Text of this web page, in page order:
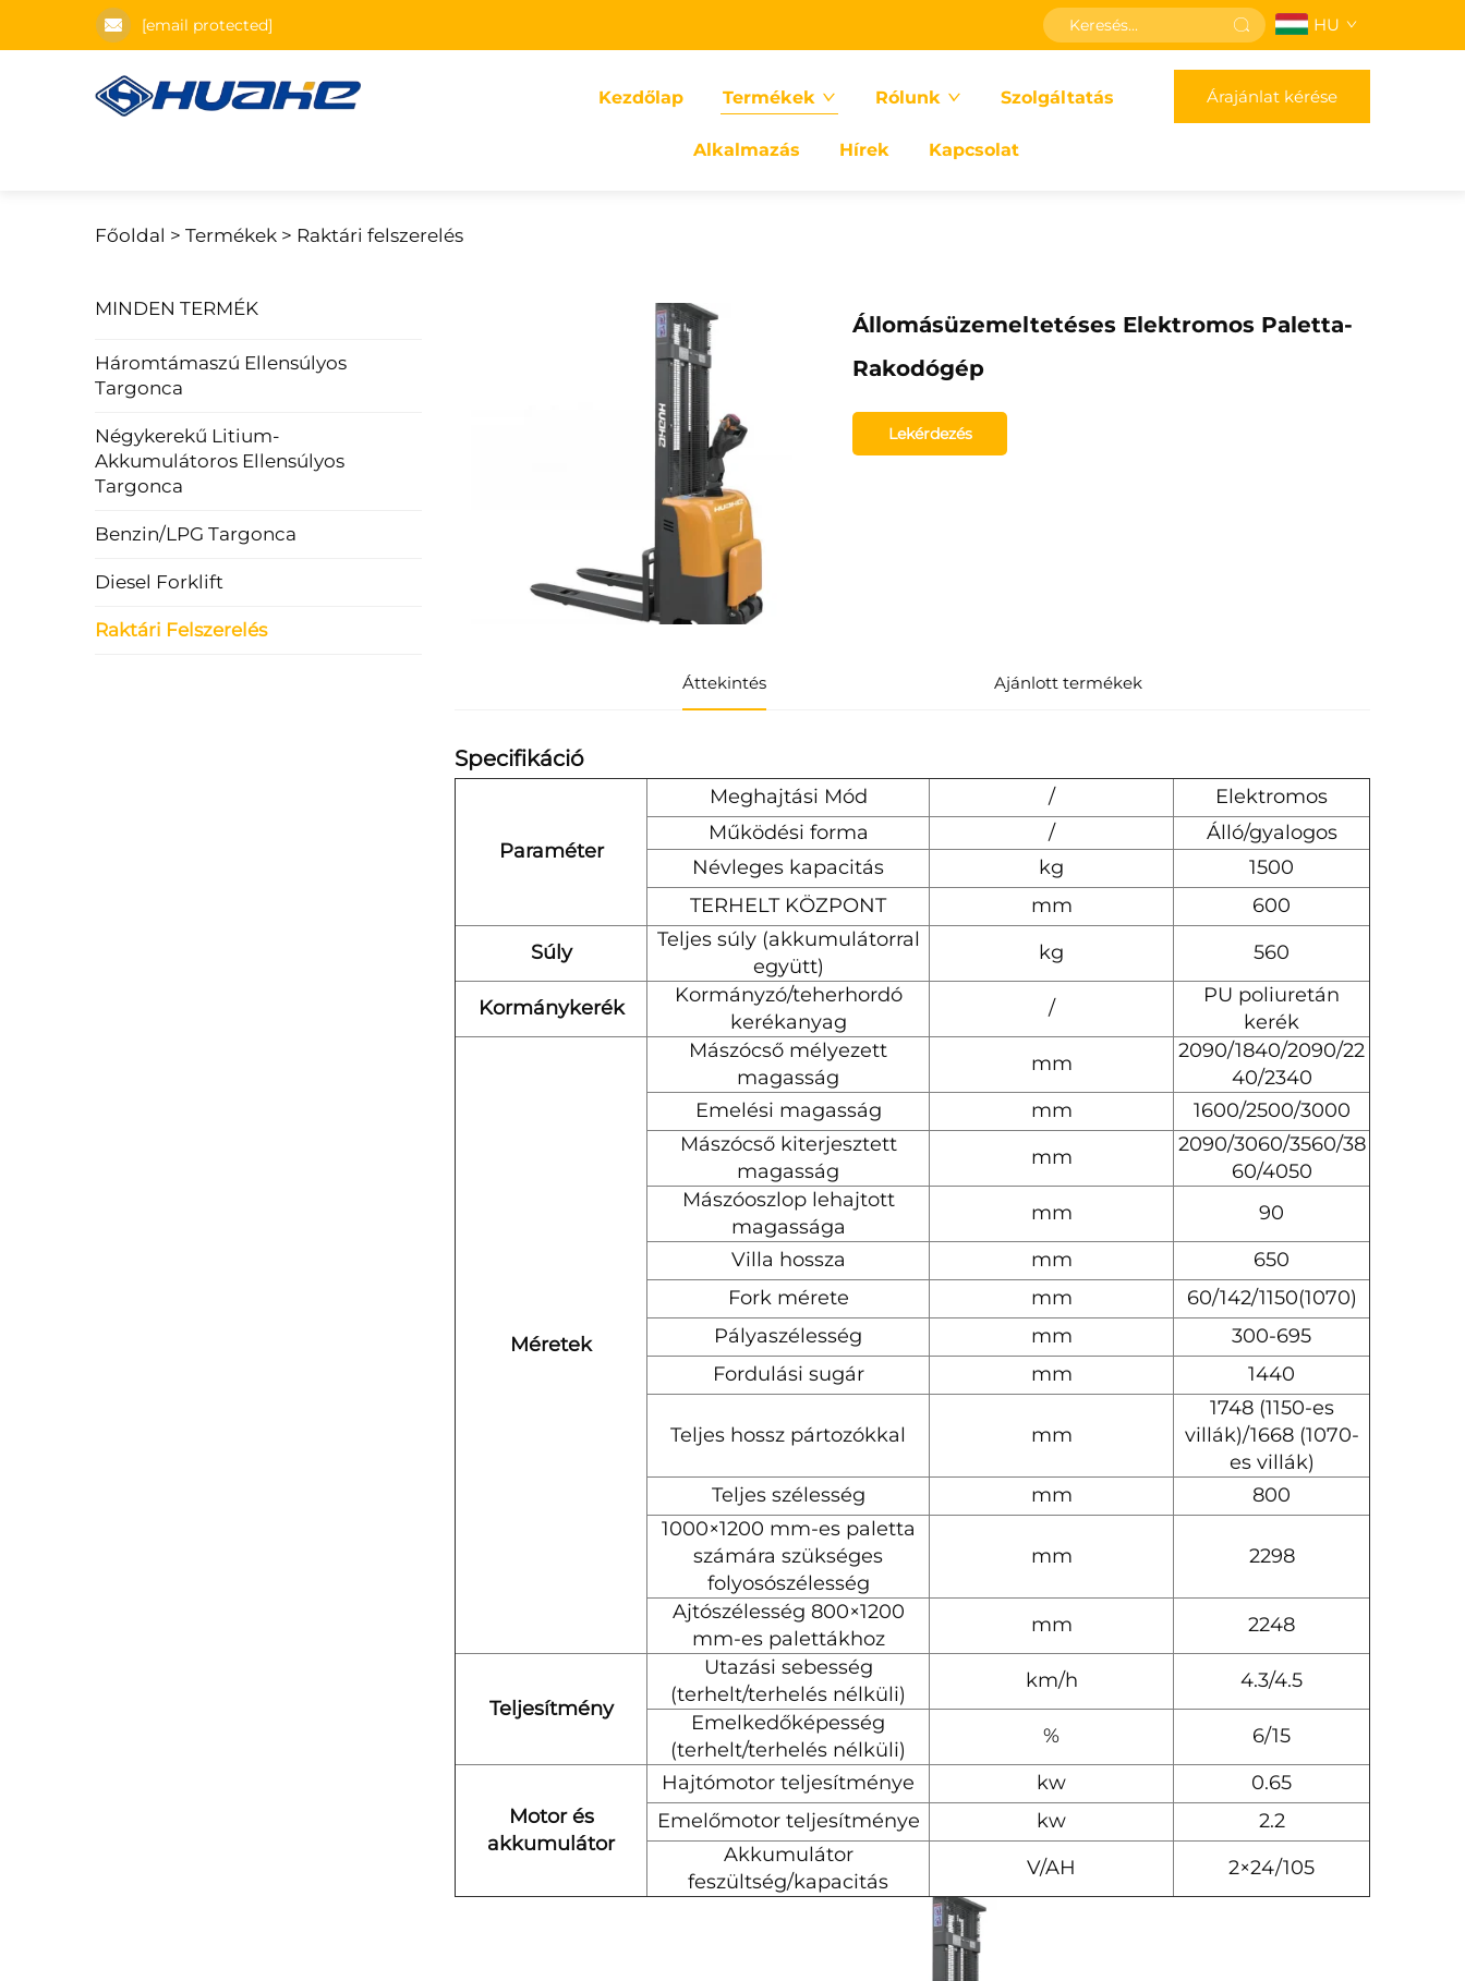
[email protected] HU
Kezdőlap Termékek Rólunk Szolgáltatás
Alkalmazás Hírek Kapcsolat
Árajánlat kérése
Főoldal > Termékek > Raktári felszerelés
MINDEN TERMÉK
Háromtámaszú Ellensúlyos
Targonca
Négykerekű Litium-
Akkumulátoros Ellensúlyos
Targonca
Benzin/LPG Targonca
Diesel Forklift
Raktári Felszerelés
Állomásüzemeltetéses Elektromos Paletta-
Rakodógép
Lekérdezés
Áttekintés Ajánlott termékek
Specifikáció
Paraméter
Meghajtási Mód /
Elektromos
Működési forma
/
Álló/gyalogos
Névleges kapacitás
kg
1500
TERHELT KÖZPONT
mm
600
Súly
Teljes súly (akkumulátorral
együtt)
kg 560
Kormánykerék
Kormányzó/teherhordó
kerékanyag
/
PU poliuretán
kerék
Méretek
Mászócső mélyezett
magasság
mm
2090/1840/2090/22
40/2340
Emelési magasság
mm
1600/2500/3000
Mászócső kiterjesztett
magasság
mm
2090/3060/3560/38
60/4050
Mászóoszlop lehajtott
magassága
mm
90
Villa hossza
mm
650
Fork mérete
mm
60/142/1150(1070)
Pályaszélesség
mm
300-695
Fordulási sugár
mm 1440
Teljes hossz pártozókkal mm
1748 (1150-es
villák)/1668 (1070-
es villák)
Teljes szélesség
mm
800
1000×1200 mm-es paletta
számára szükséges
folyosószélesség
mm 2298
Ajtószélesség 800×1200
mm-es palettákhoz
mm 2248
Teljesítmény
Utazási sebesség
(terhelt/terhelés nélküli)
km/h
4.3/4.5
Emelkedőképesség
(terhelt/terhelés nélküli)
% 6/15
Motor és
akkumulátor
Hajtómotor teljesítménye kw
0.65
Emelőmotor teljesítménye
kw
2.2
Akkumulátor
feszültség/kapacitás
V/AH 2×24/105